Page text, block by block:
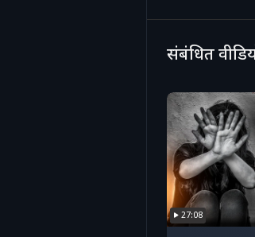
संबंधित
27:08